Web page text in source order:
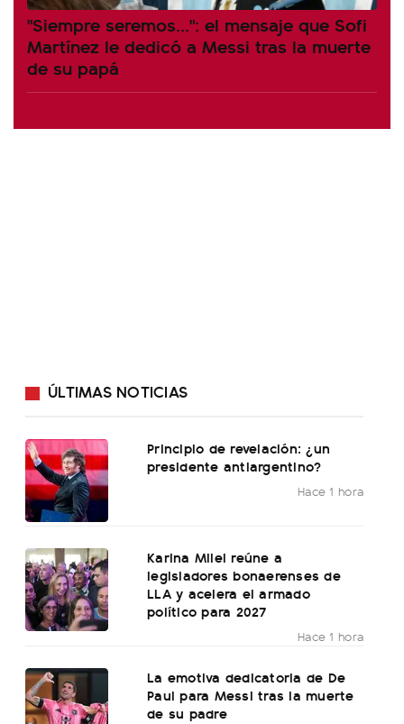
"Siempre seremos...": el mensaje que Sofi
Martínez le dedicó a Messi tras la muerte
de su papá
ÚLTIMAS NOTICIAS
Principio de revelación: ¿un
presidente antiargentino?
Hace 1 hora
Karina Milei reúne a
legisladores bonaerenses de
LLA y acelera el armado
político para 2027
Hace 1 hora
La emotiva dedicatoria de De
Paul para Messi tras la muerte
de su padre